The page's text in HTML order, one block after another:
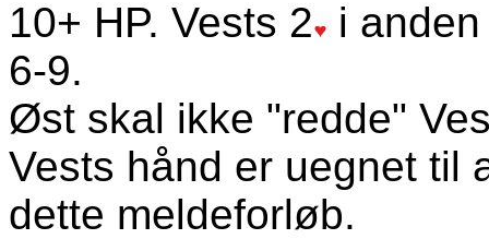
10+ HP. Vests 2
i
6-9.
Øst skal ikke "redde"
Vests hånd er uegnet til
dette meldeforløb.